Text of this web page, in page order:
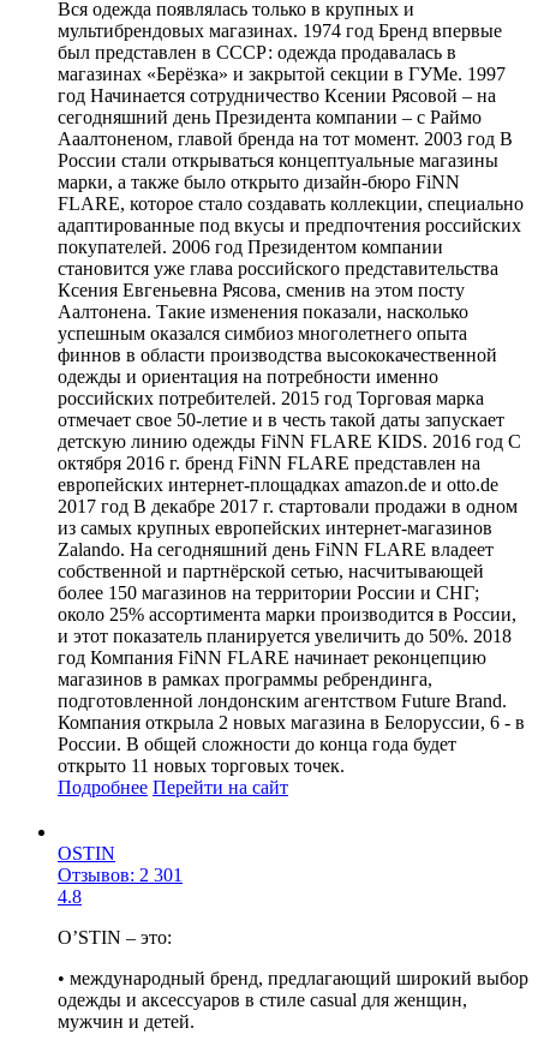
Вся одежда появлялась только в крупных и
мультибрендовых магазинах. 1974 год Бренд впервые
был представлен в СССР: одежда продавалась в
магазинах «Берёзка» и закрытой секции в ГУМе. 1997
год Начинается сотрудничество Ксении Рясовой – на
сегодняшний день Президента компании – с Раймо
Ааалтоненом, главой бренда на тот момент. 2003 год В
России стали открываться концептуальные магазины
марки, а также было открыто дизайн-бюро FiNN
FLARE, которое стало создавать коллекции, специально
адаптированные под вкусы и предпочтения российских
покупателей. 2006 год Президентом компании
становится уже глава российского представительства
Ксения Евгеньевна Рясова, сменив на этом посту
Аалтонена. Такие изменения показали, насколько
успешным оказался симбиоз многолетнего опыта
финнов в области производства высококачественной
одежды и ориентация на потребности именно
российских потребителей. 2015 год Торговая марка
отмечает свое 50-летие и в честь такой даты запускает
детскую линию одежды FiNN FLARE KIDS. 2016 год С
октября 2016 г. бренд FiNN FLARE представлен на
европейских интернет-площадках amazon.de и otto.de
2017 год В декабре 2017 г. стартовали продажи в одном
из самых крупных европейских интернет-магазинов
Zalando. На сегодняшний день FiNN FLARE владеет
собственной и партнёрской сетью, насчитывающей
более 150 магазинов на территории России и СНГ;
около 25% ассортимента марки производится в России,
и этот показатель планируется увеличить до 50%. 2018
год Компания FiNN FLARE начинает реконцепцию
магазинов в рамках программы ребрендинга,
подготовленной лондонским агентством Future Brand.
Компания открыла 2 новых магазина в Белоруссии, 6 - в
России. В общей сложности до конца года будет
открыто 11 новых торговых точек.
Подробнее Перейти на сайт
OSTIN
Отзывов: 2 301
4.8
O’STIN – это:
• международный бренд, предлагающий широкий выбор
одежды и аксессуаров в стиле casual для женщин,
мужчин и детей.